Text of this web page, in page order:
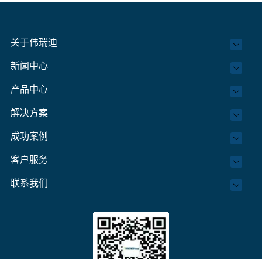
关于伟瑞迪
新闻中心
产品中心
解决方案
成功案例
客户服务
联系我们